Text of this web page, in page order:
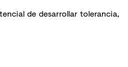
de desarrollar tolerancia,